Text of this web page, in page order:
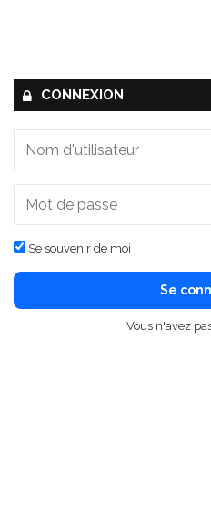
CONNEXION
Se souvenir de moi
Se
Vous n'avez